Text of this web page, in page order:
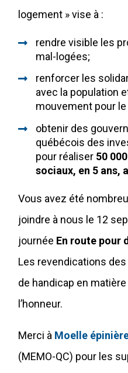
logement » vise à :
rendre visible les
mal-logées;
renforcer les
avec la population
mouvement pour
obtenir des
québécois des
pour réaliser 50
sociaux, en 5 ans,
Vous avez été
joindre à nous le 12
journée En route pour
Les revendications
de handicap en
l’honneur.
Merci à Moelle
(MEMO-QC) pour les